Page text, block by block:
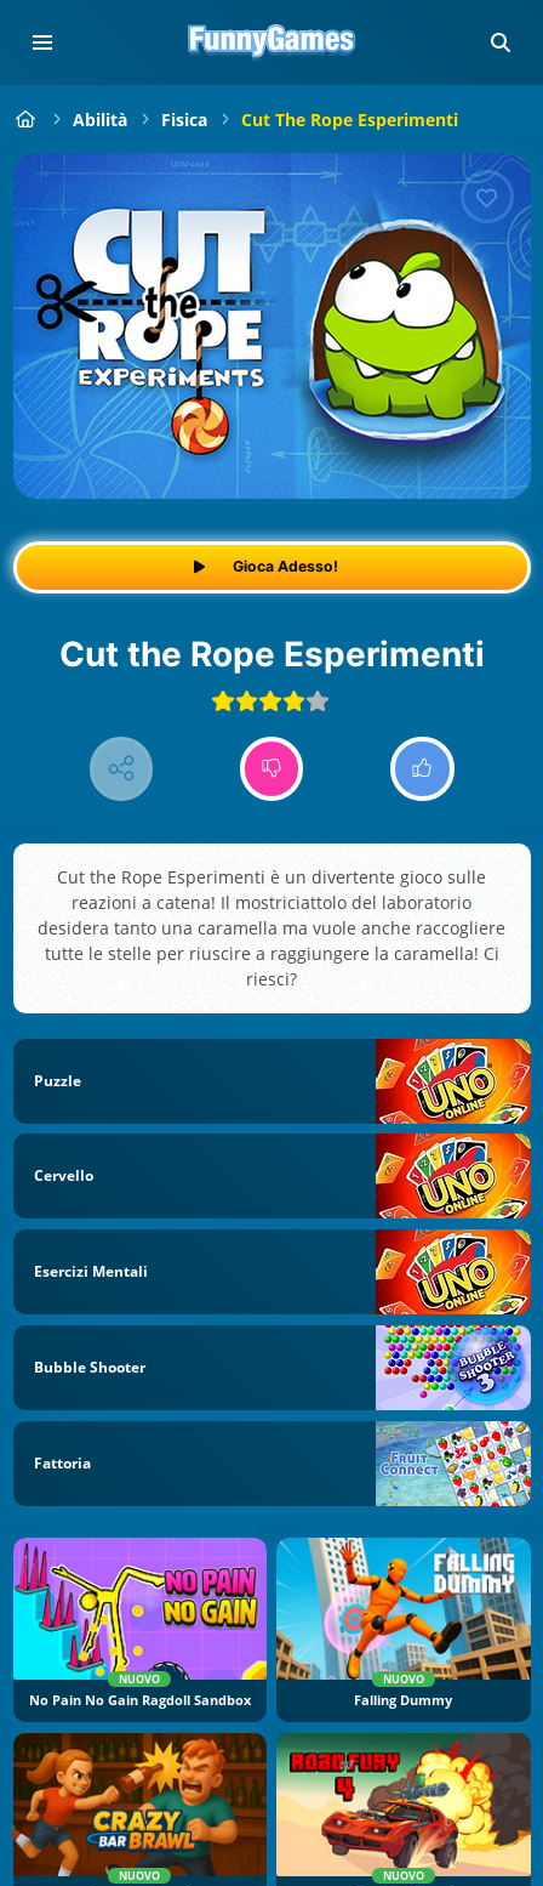
Abilità Fisica Cut The Rope Esperimenti
Gioca Adesso!
Cut the Rope Esperimenti
Cut the Rope Esperimenti è un divertente gioco sulle
reazioni a catena! Il mostriciattolo del laboratorio
desidera tanto una caramella ma vuole anche raccogliere
tutte le stelle per riuscire a raggiungere la caramella! Ci
riesci?
Puzzle
Cervello
Esercizi Mentali
Bubble Shooter
Fattoria
NUOVO
No Pain No Gain Ragdoll Sandbox
NUOVO
Falling Dummy
NUOVO NUOVO